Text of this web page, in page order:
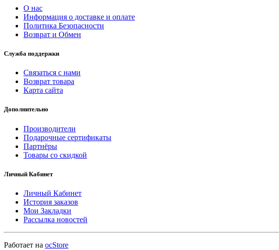
О нас
Информация о доставке и оплате
Политика Безопасности
Возврат и Обмен
Служба поддержки
Связаться с нами
Возврат товара
Карта сайта
Дополнительно
Производители
Подарочные сертификаты
Партнёры
Товары со скидкой
Личный Кабинет
Личный Кабинет
История заказов
Мои Закладки
Рассылка новостей
Работает на ocStore